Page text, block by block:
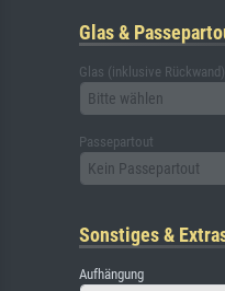
Glas &
Glas (inklusive Rückwand)
Bitte wählen
Passepartout
Kein Passepartout
Sonstiges &
Aufhängung